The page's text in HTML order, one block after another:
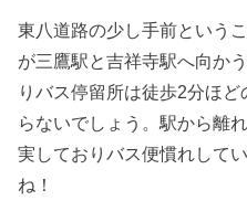
東八道路の少し手前という
が三鷹駅と吉祥寺駅へ向か
りバス停留所は徒歩2分ほ
らないでしょう。駅から離
実しておりバス便慣れして
ね！